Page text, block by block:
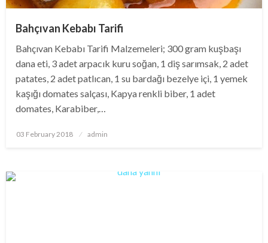
Bahçıvan Kebabı Tarifi
Bahçıvan Kebabı Tarifi Malzemeleri; 300 gram kuşbaşı
dana eti, 3 adet arpacık kuru soğan, 1 diş sarımsak, 2 adet
patates, 2 adet patlıcan, 1 su bardağı bezelye içi, 1 yemek
kaşığı domates salçası, Kapya renkli biber, 1 adet
domates, Karabiber,…
Posted
03 February 2018 admin